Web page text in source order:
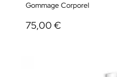
Gommage Corporel
75,00 €